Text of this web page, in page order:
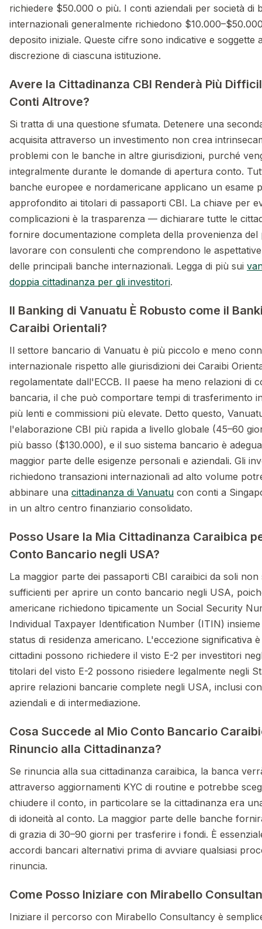
richiedere $50.000 o più. I conti aziendali per società di
internazionali generalmente richiedono
deposito iniziale. Queste cifre sono indicative e soggette
discrezione di ciascuna istituzione.
Avere la Cittadinanza CBI Renderà Più
Conti Altrove?
Si tratta di una questione sfumata. Detenere una
acquisita attraverso un investimento non crea
problemi con le banche in altre giurisdizioni, purché
integralmente durante le domande di apertura conto.
banche europee e nordamericane applicano un esame
approfondito ai titolari di passaporti CBI. La chiave per
complicazioni è la trasparenza — dichiarare tutte le
fornire documentazione completa della provenienza del
lavorare con consulenti che comprendono le
delle principali banche internazionali. Legga di più sui
doppia cittadinanza per gli investitori.
Il Banking di Vanuatu È Robusto come il
Caraibi Orientali?
Il settore bancario di Vanuatu è più piccolo e meno
internazionale rispetto alle giurisdizioni dei Caraibi
regolamentate dall'ECCB. Il paese ha meno relazioni di
bancaria, il che può comportare tempi di trasferimento
più lenti e commissioni più elevate. Detto questo,
l'elaborazione CBI più rapida a livello globale (45–60
più basso ($130.000), e il suo sistema bancario è
maggior parte delle esigenze personali e aziendali. Gli
richiedono transazioni internazionali ad alto volume
abbinare una cittadinanza di Vanuatu con conti a
in un altro centro finanziario consolidato.
Posso Usare la Mia Cittadinanza Caraibica
Conto Bancario negli USA?
La maggior parte dei passaporti CBI caraibici da soli non
sufficienti per aprire un conto bancario negli USA,
americane richiedono tipicamente un Social Security
Individual Taxpayer Identification Number (ITIN)
status di residenza americano. L'eccezione significativa
cittadini possono richiedere il visto E-2 per investitori
titolari del visto E-2 possono risiedere legalmente negli
aprire relazioni bancarie complete negli USA, inclusi
aziendali e di intermediazione.
Cosa Succede al Mio Conto Bancario
Rinuncio alla Cittadinanza?
Se rinuncia alla sua cittadinanza caraibica, la banca
attraverso aggiornamenti KYC di routine e potrebbe
chiudere il conto, in particolare se la cittadinanza era
di idoneità al conto. La maggior parte delle banche
di grazia di 30–90 giorni per trasferire i fondi. È
accordi bancari alternativi prima di avviare qualsiasi
rinuncia.
Come Posso Iniziare con Mirabello
Iniziare il percorso con Mirabello Consultancy è